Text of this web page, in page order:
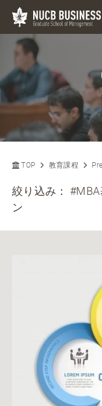
TOP 教育課程
絞り込み：
ン